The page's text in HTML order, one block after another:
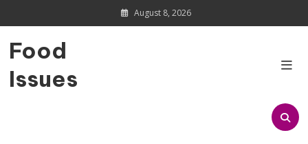
to
content
August 8, 2026
Food
Issues